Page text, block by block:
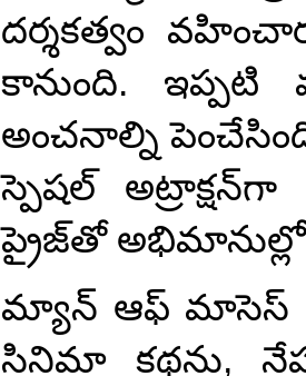
దర్శకత్వం
కానుంది.
అంచనాల్ని
స్పెషల్
ప్రైజ్‌తో
మ్యాన్ ఆఫ్ మాసెస్
సినిమా కథను,